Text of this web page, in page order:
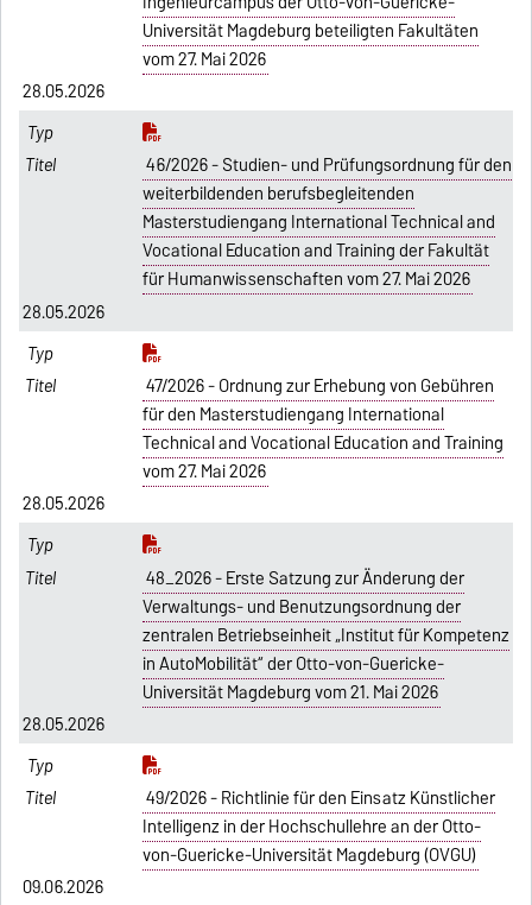
Universität Magdeburg beteiligten Fakultäten
vom 27. Mai 2026
28.05.2026
46/2026 - Studien- und Prüfungsordnung für den
weiterbildenden berufsbegleitenden
Masterstudiengang International Technical and
Vocational Education and Training der Fakultät
für Humanwissenschaften vom 27. Mai 2026
28.05.2026
47/2026 - Ordnung zur Erhebung von Gebühren
für den Masterstudiengang International
Technical and Vocational Education and Training
vom 27. Mai 2026
28.05.2026
48_2026 - Erste Satzung zur Änderung der
Verwaltungs- und Benutzungsordnung der
zentralen Betriebseinheit „Institut für Kompetenz
in AutoMobilität“ der Otto-von-Guericke-
Universität Magdeburg vom 21. Mai 2026
28.05.2026
49/2026 - Richtlinie für den Einsatz Künstlicher
Intelligenz in der Hochschullehre an der Otto-
von-Guericke-Universität Magdeburg (OVGU)
09.06.2026